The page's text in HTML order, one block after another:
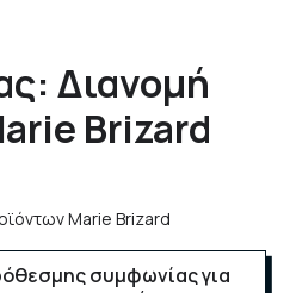
Διανομή
Brizard
συμφωνίας για